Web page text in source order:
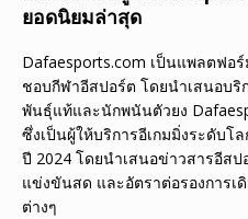
ยอดนิยมล่าสุด
Dafaesports.com เป็นแพลตฟ
ชอบกีฬาอีสปอร์ต โดยนำเสนอบ
พันธุ์แท้และนักพนันตัวยง
ซึ่งเป็นผู้ให้บริการอีเกมมิ่งระดับ
ปี 2024 โดยนำเสนอข่าวสารอีส
แข่งขันสด และอัตราต่อรองการ
ต่างๆ